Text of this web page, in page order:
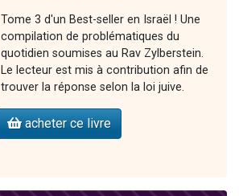
Tome 3 d'un Best-seller en Israël ! Une
compilation de problématiques du
quotidien soumises au Rav Zylberstein.
Le lecteur est mis à contribution afin de
trouver la réponse selon la loi juive.
acheter ce livre